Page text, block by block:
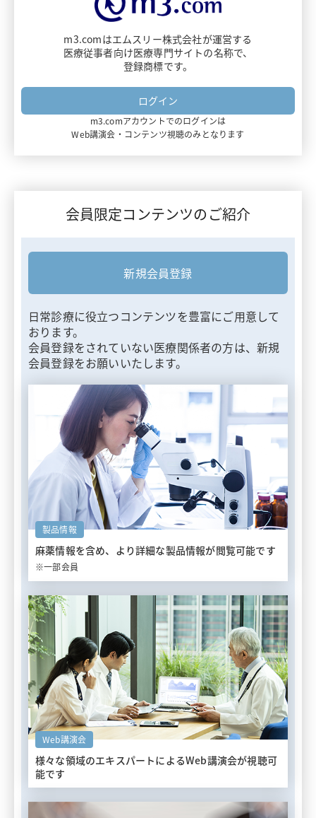
ビオプテン
ダイチロナ
m3.comはエムスリー株式会社が運営する
医療従事者向け医療専門サイトの名称で、
登録商標です。
m3.comアカウントでのログインは
Web講演会・コンテンツ視聴のみとなります
会員限定コンテンツのご紹介
新規会員登録
日常診療に役立つコンテンツを豊富にご用意して
おります。
会員登録をされていない医療関係者の方は、新規
会員登録をお願いいたします。
製品情報
麻薬情報を含め、 より詳細な製品情報が閲覧可能です
※一部会員
Web講演会
様々な領域のエキスパートによるWeb講演会が視聴可
能です